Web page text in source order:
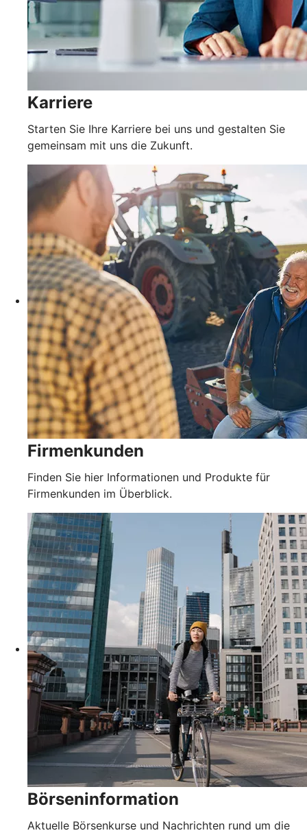
Karriere
Starten Sie Ihre Karriere bei uns und gestalten Sie
gemeinsam mit uns die Zukunft.
Firmenkunden
Finden Sie hier Informationen und Produkte für
Firmenkunden im Überblick.
Börseninformation
Aktuelle Börsenkurse und Nachrichten rund um die